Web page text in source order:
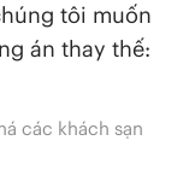
tôi muốn
án thay thế:
các khách sạn